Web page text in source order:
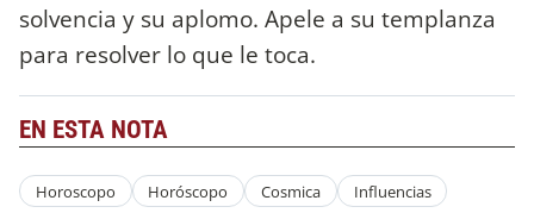
solvencia y su aplomo. Apele a su templanza
para resolver lo que le toca.
EN ESTA NOTA
Horoscopo Horóscopo Cosmica Influencias